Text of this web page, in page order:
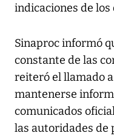
indicaciones de
Sinaproc informó
constante de las
reiteró el llamado
mantenerse
comunicados
las autoridades de